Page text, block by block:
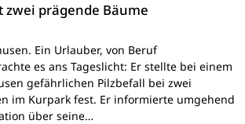
prägende Bäume
Ein Urlauber, von Beruf
es ans Tageslicht: Er stellte bei einem
gefährlichen Pilzbefall bei zwei
im Kurpark fest. Er informierte umgehend
über seine…